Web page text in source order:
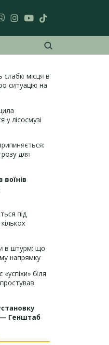
місця в
ситуацію на
у лісосмузі
для
під
в штурм: що
напрямку
біля
Генштаб